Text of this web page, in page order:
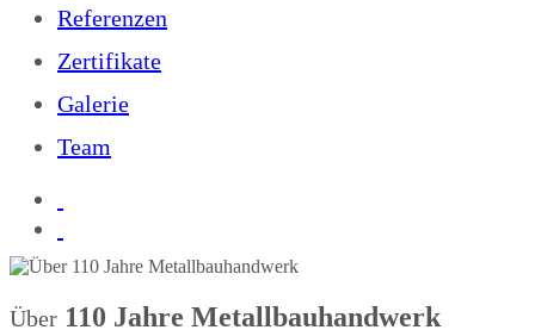
Referenzen
Zertifikate
Galerie
Team
Über 110 Jahre Metallbauhandwerk